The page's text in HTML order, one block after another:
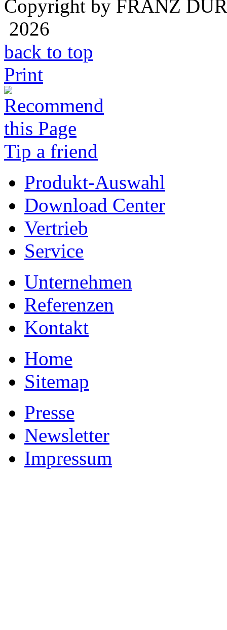
Copyright by FRANZ
2026
back to top
Print
Tip a friend
Produkt-Auswahl
Download Center
Vertrieb
Service
Unternehmen
Referenzen
Kontakt
Home
Sitemap
Presse
Newsletter
Impressum